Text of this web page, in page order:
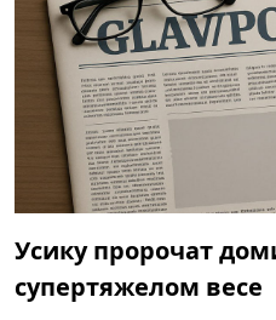
Усику пророчат
супертяжелом весе